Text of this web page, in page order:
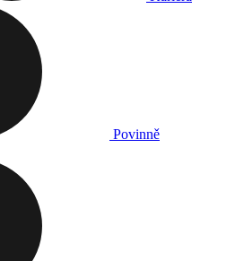
Povinně